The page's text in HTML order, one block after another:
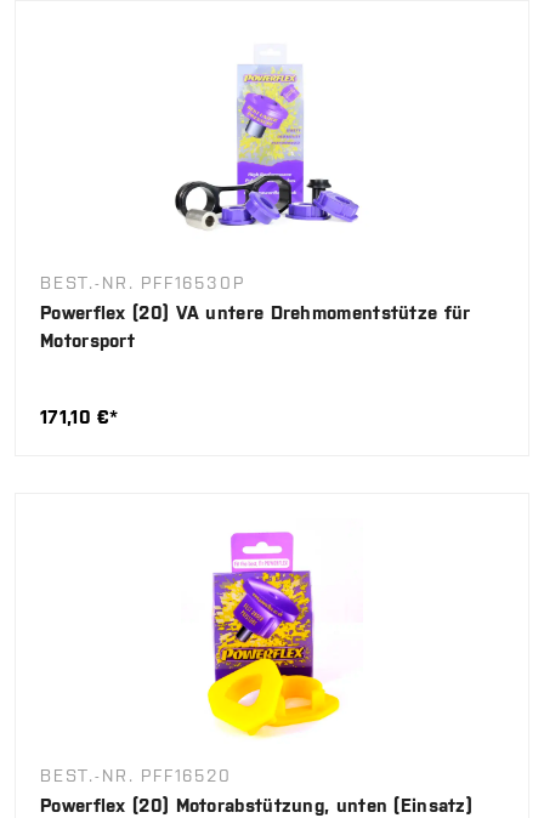
BEST.-NR. PFF16530P
Powerflex (20) VA untere Drehmomentstütze für
Motorsport
171,10 €*
BEST.-NR. PFF16520
Powerflex (20) Motorabstützung, unten (Einsatz)